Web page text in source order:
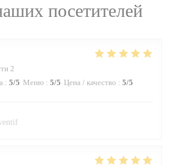
посетителей
2
: 5/5 Меню : 5/5 Цена / качество : 5/5